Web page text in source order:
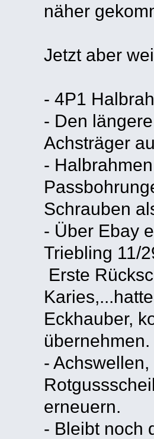
näher
Jetzt aber
- 4P1
- Den
Achsträger
-
Schrauben
- Über Ebay
Triebling 11/
Erste
Eckhauber,
übernehmen.
-
erneuern.
- Bleibt noch